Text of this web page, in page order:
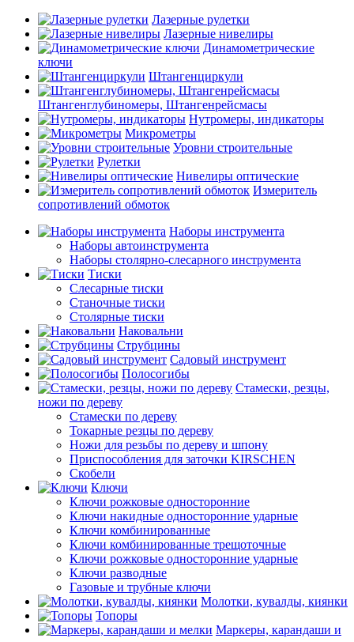
Лазерные рулетки
Лазерные нивелиры
Динамометрические
ключи
Штангенциркули
Штангенглубиномеры, Штангенрейсмасы
Нутромеры, индикаторы
Микрометры
Уровни строительные
Рулетки
Нивелиры оптические
Измеритель
сопротивлений обмоток
Наборы инструмента
Наборы автоинструмента
Наборы столярно-слесарного инструмента
Тиски
Слесарные тиски
Станочные тиски
Столярные тиски
Наковальни
Струбцины
Садовый инструмент
Полосогибы
Стамески, резцы,
ножи по дереву
Стамески по дереву
Токарные резцы по дереву
Ножи для резьбы по дереву и шпону
Приспособления для заточки KIRSCHEN
Скобели
Ключи
Ключи рожковые односторонние
Ключи накидные односторонние ударные
Ключи комбинированные
Ключи комбинированные трещоточные
Ключи рожковые односторонние ударные
Ключи разводные
Газовые и трубные ключи
Молотки, кувалды, киянки
Топоры
Маркеры, карандаши и